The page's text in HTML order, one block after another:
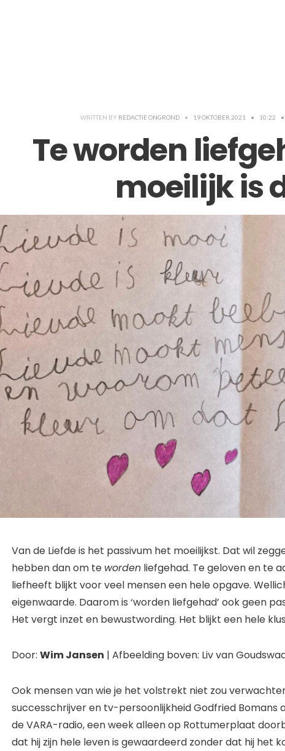
WRITTEN BY REDACTIE ONGROND • 19 OKTOBER 2021 • 10:22 •
Te worden
moeilijk is
Van de Liefde is het passivum het moeilijkst. Dat wil
hebben dan om te worden liefgehad. Te geloven en te
liefheeft blijkt voor veel mensen een hele opgave.
eigenwaarde. Daarom is ‘worden liefgehad’ ook geen
Het vergt inzet en bewustwording. Het blijkt een hele
Door: Wim Jansen | Afbeelding boven: Liv van
Ook mensen van wie je het volstrekt niet zou
successchrijver en tv-persoonlijkheid Godfried Bomans
de VARA-radio, een week alleen op Rottumerplaat
dat hij zijn hele leven is gewaardeerd zonder dat hij het